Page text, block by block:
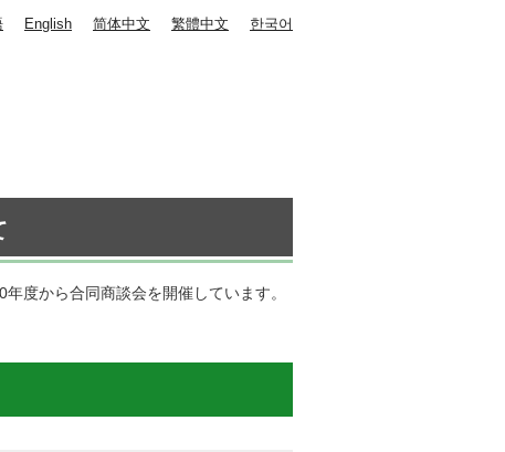
English 简体中文 繁體中文 한국어
度から合同商談会を開催しています。